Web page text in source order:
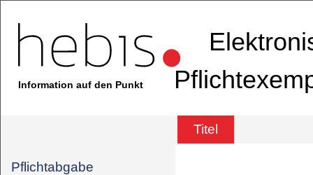
Information auf den Punkt
Titel
Pflichtabgabe